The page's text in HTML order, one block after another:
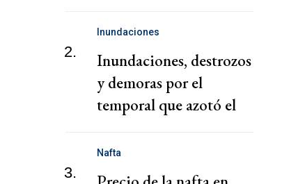
2.
Inundaciones
Inundaciones, destrozos
y demoras por el
temporal que azotó el
3.
Nafta